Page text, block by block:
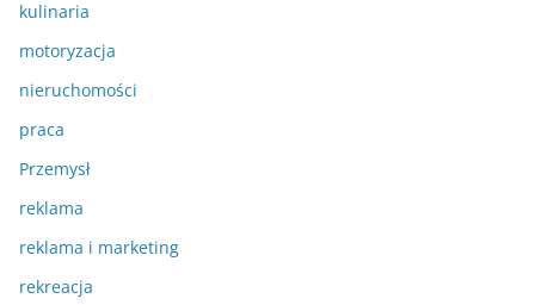
kulinaria
motoryzacja
nieruchomości
praca
Przemysł
reklama
reklama i marketing
rekreacja